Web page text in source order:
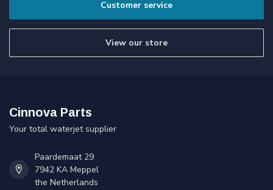
Customer service
View our store
Cinnova Parts
Your total waterjet supplier
Paardemaat 29
7942 KA Meppel
the Netherlands